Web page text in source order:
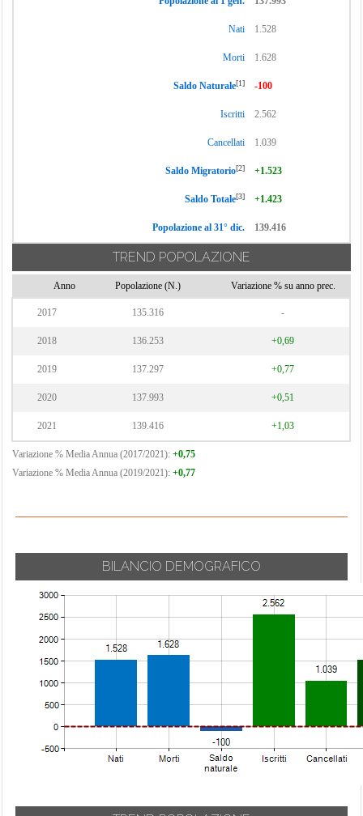
Nati 1.528
Morti 1.628
Saldo Naturale[1] -100
Iscritti 2.562
Cancellati 1.039
Saldo Migratorio[2] +1.523
Saldo Totale[3] +1.423
Popolazione al 31° dic. 139.416
TREND POPOLAZIONE
Anno Popolazione (N.) Variazione % su anno prec.
2017 135.316 -
2018 136.253 +0,69
2019 137.297 +0,77
2020 137.993 +0,51
2021 139.416 +1,03
Variazione % Media Annua (2017/2021): +0,75
Variazione % Media Annua (2019/2021): +0,77
BILANCIO DEMOGRAFICO